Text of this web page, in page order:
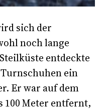
sich der
noch lange
entdeckte
ein
Er war auf dem
100 Meter entfernt,